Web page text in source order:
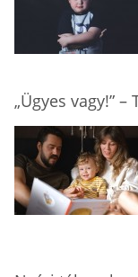
„Ügyes vagy!”